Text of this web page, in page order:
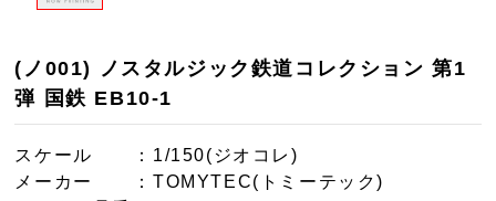
(ノ001) ノスタルジック鉄道コレクション 第1
弾 国鉄 EB10-1
スケール
：1/150(ジオコレ)
メーカー
：TOMYTEC(トミーテック)